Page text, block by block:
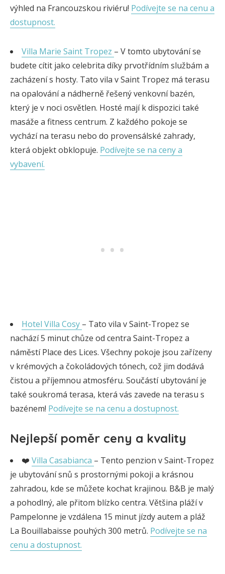
výhled na Francouzskou riviéru! Podívejte se na cenu a
dostupnost.
Villa Marie Saint Tropez – V tomto ubytování se
budete cítit jako celebrita díky prvotřídním službám a
zacházení s hosty. Tato vila v Saint Tropez má terasu
na opalování a nádherně řešený venkovní bazén,
který je v noci osvětlen. Hosté mají k dispozici také
masáže a fitness centrum. Z každého pokoje se
vychází na terasu nebo do provensálské zahrady,
která objekt obklopuje. Podívejte se na ceny a
vybavení.
Hotel Villa Cosy – Tato vila v Saint-Tropez se
nachází 5 minut chůze od centra Saint-Tropez a
náměstí Place des Lices. Všechny pokoje jsou zařízeny
v krémových a čokoládových tónech, což jim dodává
čistou a příjemnou atmosféru. Součástí ubytování je
také soukromá terasa, která vás zavede na terasu s
bazénem! Podívejte se na cenu a dostupnost.
Nejlepší poměr ceny a kvality
❤️ Villa Casabianca – Tento penzion v Saint-Tropez
je ubytování snů s prostornými pokoji a krásnou
zahradou, kde se můžete kochat krajinou. B&B je malý
a pohodlný, ale přitom blízko centra. Většina pláží v
Pampelonne je vzdálena 15 minut jízdy autem a pláž
La Bouillabaisse pouhých 300 metrů. Podívejte se na
cenu a dostupnost.